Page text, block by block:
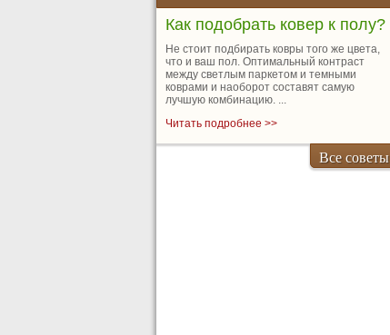
Как подобрать ковер к полу?
Не стоит подбирать ковры того же цвета,
что и ваш пол. Оптимальный контраст
между светлым паркетом и темными
коврами и наоборот составят самую
лучшую комбинацию. ...
Читать подробнее >>
Все советы